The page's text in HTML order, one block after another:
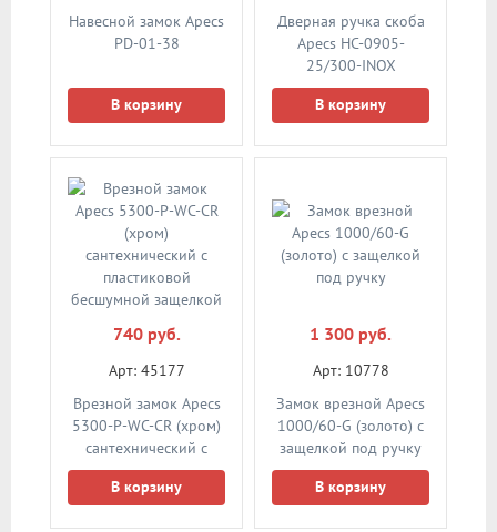
Навесной замок Apecs
PD-01-38
В корзину
Дверная ручка скоба
Apecs HC-0905-
25/300-INOX
(нержавеющая сталь)
В корзину
740 руб.
Арт: 45177
Врезной замок Apecs
5300-P-WC-CR (хром)
сантехнический с
пластиковой
бесшумной защелкой
В корзину
1 300 руб.
Арт: 10778
Замок врезной Apecs
1000/60-G (золото) с
защелкой под ручку
В корзину